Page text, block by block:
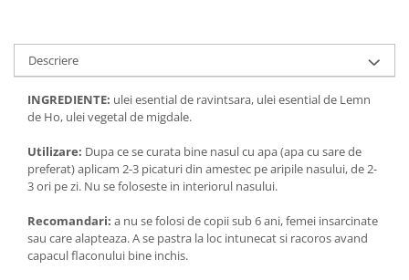
Descriere
INGREDIENTE: ulei esential de ravintsara, ulei esential de Lemn
de Ho, ulei vegetal de migdale.
Utilizare: Dupa ce se curata bine nasul cu apa (apa cu sare de
preferat) aplicam 2-3 picaturi din amestec pe aripile nasului, de 2-
3 ori pe zi. Nu se foloseste in interiorul nasului.
Recomandari: a nu se folosi de copii sub 6 ani, femei insarcinate
sau care alapteaza. A se pastra la loc intunecat si racoros avand
capacul flaconului bine inchis.